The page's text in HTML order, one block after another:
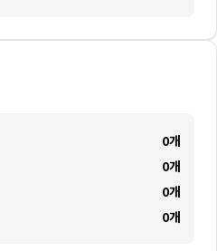
0개
0개
0개
0개